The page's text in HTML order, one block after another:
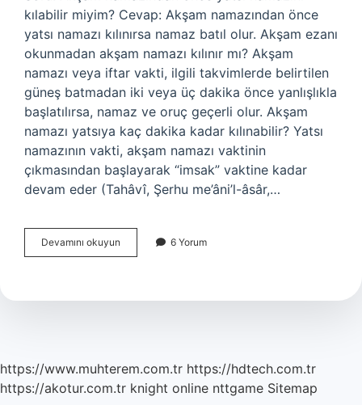
kılabilir miyim? Cevap: Akşam namazından önce
yatsı namazı kılınırsa namaz batıl olur. Akşam ezanı
okunmadan akşam namazı kılınır mı? Akşam
namazı veya iftar vakti, ilgili takvimlerde belirtilen
güneş batmadan iki veya üç dakika önce yanlışlıkla
başlatılırsa, namaz ve oruç geçerli olur. Akşam
namazı yatsıya kaç dakika kadar kılınabilir? Yatsı
namazının vakti, akşam namazı vaktinin
çıkmasından başlayarak “imsak” vaktine kadar
devam eder (Tahâvî, Şerhu me’âni’l-âsâr,…
Devamını okuyun
Namazı
Kılınır
6 Yorum
https://www.muhterem.com.tr https://hdtech.com.tr
https://akotur.com.tr knight online nttgame Sitemap